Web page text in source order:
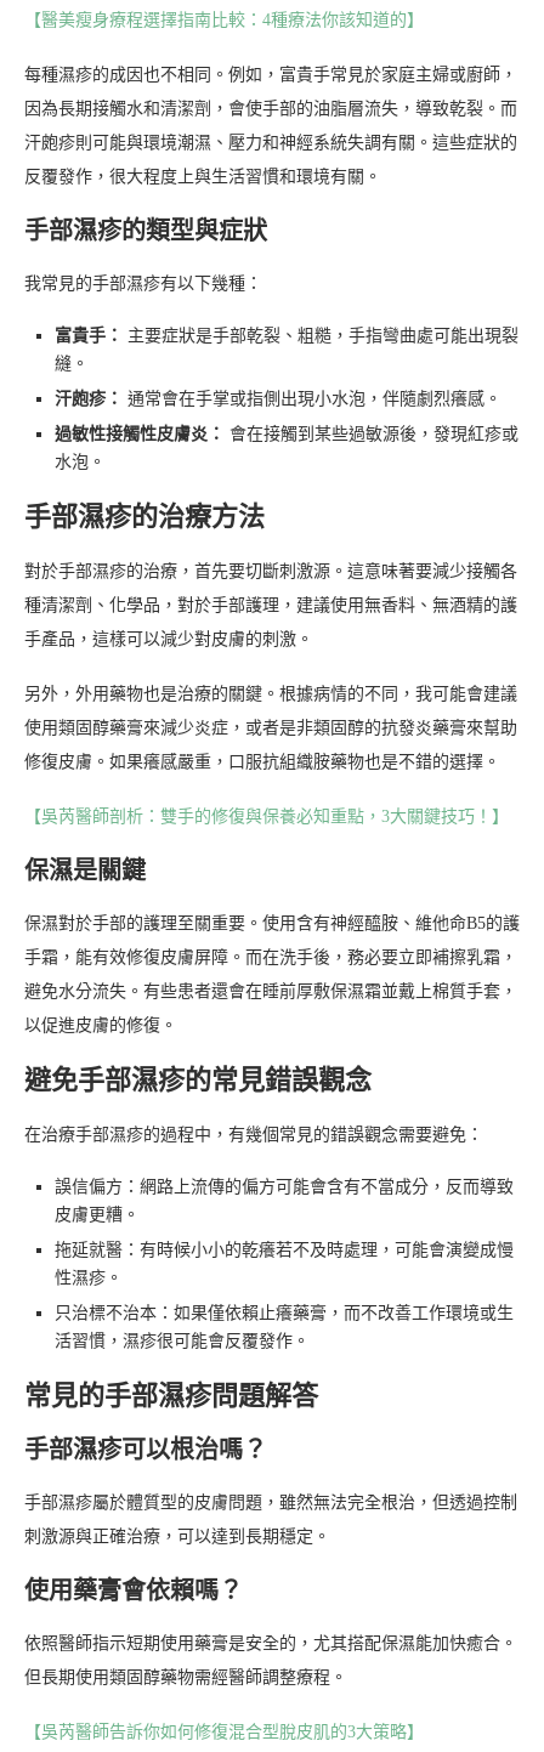
【醫美瘦身療程選擇指南比較：4種療法你該知道的】
每種濕疹的成因也不相同。例如，富貴手常見於家庭主婦或廚師，
因為長期接觸水和清潔劑，會使手部的油脂層流失，導致乾裂。而
汗皰疹則可能與環境潮濕、壓力和神經系統失調有關。這些症狀的
反覆發作，很大程度上與生活習慣和環境有關。
手部濕疹的類型與症狀
我常見的手部濕疹有以下幾種：
富貴手：
主要症狀是手部乾裂、粗糙，手指彎曲處可能出現裂
縫。
汗皰疹： 通常會在手掌或指側出現小水泡，伴隨劇烈癢感。
過敏性接觸性皮膚炎：
會在接觸到某些過敏源後，發現紅疹或
水泡。
手部濕疹的治療方法
對於手部濕疹的治療，首先要切斷刺激源。這意味著要減少接觸各
種清潔劑、化學品，對於手部護理，建議使用無香料、無酒精的護
手產品，這樣可以減少對皮膚的刺激。
另外，外用藥物也是治療的關鍵。根據病情的不同，我可能會建議
使用類固醇藥膏來減少炎症，或者是非類固醇的抗發炎藥膏來幫助
修復皮膚。如果癢感嚴重，口服抗組織胺藥物也是不錯的選擇。
【吳芮醫師剖析：雙手的修復與保養必知重點，3大關鍵技巧！】
保濕是關鍵
保濕對於手部的護理至關重要。使用含有神經醯胺、維他命B5的護
手霜，能有效修復皮膚屏障。而在洗手後，務必要立即補擦乳霜，
避免水分流失。有些患者還會在睡前厚敷保濕霜並戴上棉質手套，
以促進皮膚的修復。
避免手部濕疹的常見錯誤觀念
在治療手部濕疹的過程中，有幾個常見的錯誤觀念需要避免：
誤信偏方：網路上流傳的偏方可能會含有不當成分，反而導致
皮膚更糟。
拖延就醫：有時候小小的乾癢若不及時處理，可能會演變成慢
性濕疹。
只治標不治本：如果僅依賴止癢藥膏，而不改善工作環境或生
活習慣，濕疹很可能會反覆發作。
常見的手部濕疹問題解答
手部濕疹可以根治嗎？
手部濕疹屬於體質型的皮膚問題，雖然無法完全根治，但透過控制
刺激源與正確治療，可以達到長期穩定。
使用藥膏會依賴嗎？
依照醫師指示短期使用藥膏是安全的，尤其搭配保濕能加快癒合。
但長期使用類固醇藥物需經醫師調整療程。
【吳芮醫師告訴你如何修復混合型脫皮肌的3大策略】